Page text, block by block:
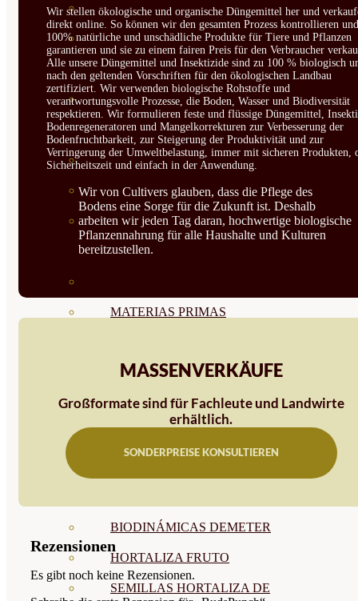
BIOESTIMULANTES
SUSTRATOS Y
DECORATIVAS
CORRECTORES DE
CARENCIAS
ENRAIZANTES
MADURACIÓN Y ENGORDE
REGENERADORES DEL
SUELO
MATERIAS PRIMAS
PLANTAS
PLANTAS INTERIOR
SEMILLAS
BIODINÁMICAS DEMETER
HORTALIZA FRUTO
SEMILLAS HORTALIZA DE
Wir stellen ökologische und organische Düngemittel her und
direkt online. So können wir den gesamten Prozess kontrollieren und
100% natürliche und unschädliche Produkte für Tiere und Pflanzen
garantieren und sie zu einem fairen Preis für den Verbraucher
Alle unsere Düngemittel und Insektizide sind zu 100 % biologisch
nach den geltenden Vorschriften für den ökologischen Landbau
zertifiziert. Wir verwenden biologische Rohstoffe und
verantwortungsvolle Prozesse, die Boden, Wasser und Biodiversität
respektieren. Wir formulieren feste und flüssige Düngemittel,
Bodenregeneratoren und Mangelkorrekturen zur Verbesserung der
Bodenfruchtbarkeit, zur Steigerung der Produktivität und zur
Verringerung der Umweltbelastung, immer mit sicheren Produkten,
Sicherheitszeit und einfach in der Anwendung.
Wir von Cultivers glauben, dass die Pflege des
Bodens eine Sorge für die Zukunft ist. Deshalb
arbeiten wir jeden Tag daran, hochwertige biologische
Pflanzennahrung für alle Haushalte und Kulturen
bereitzustellen.
MASSENVERKÄUFE
Großformate sind für Fachleute und Landwirte
erhältlich.
SONDERPREISE KONSULTIEREN
Rezensionen
Es gibt noch keine Rezensionen.